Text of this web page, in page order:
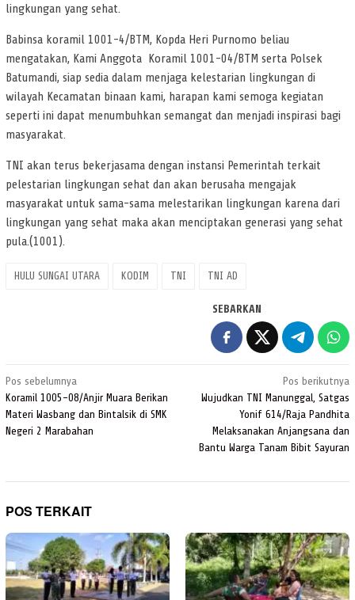
lingkungan yang sehat.
Babinsa koramil 1001-4/BTM, Kopda Heri Purnomo beliau
mengatakan, Kami Anggota Koramil 1001-04/BTM serta Polsek
Batumandi, siap sedia dalam menjaga kelestarian lingkungan di
wilayah Kecamatan binaan kami, harapan kami semoga kegiatan
seperti ini dapat menumbuhkan semangat dan menjadi inspirasi bagi
masyarakat.
TNI akan terus bekerjasama dengan instansi Pemerintah terkait
pelestarian lingkungan sehat dan akan berusaha mengajak
masyarakat untuk sama-sama melestarikan lingkungan karena dari
lingkungan yang sehat maka akan menciptakan generasi yang sehat
pula.(1001).
HULU SUNGAI UTARA KODIM TNI TNI AD
SEBARKAN
Navigasi
pos
Pos sebelumnya
Koramil 1005-08/Anjir Muara Berikan
Materi Wasbang dan Bintalsik di SMK
Negeri 2 Marabahan
Pos berikutnya
Wujudkan TNI Manunggal, Satgas
Yonif 614/Raja Pandhita
Melaksanakan Anjangsana dan
Bantu Warga Tanam Bibit Sayuran
POS TERKAIT